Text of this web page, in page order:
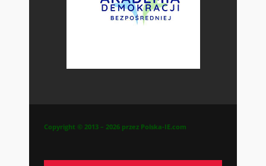
Copyright © 2013 – 2026 przez Polska-IE.com